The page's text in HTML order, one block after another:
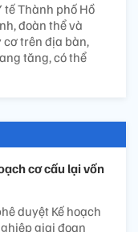
tế Thành phố Hồ
đoàn thể và
trên địa bàn,
tăng, có thể
cơ cấu lại vốn
duyệt Kế hoạch
giai đoạn